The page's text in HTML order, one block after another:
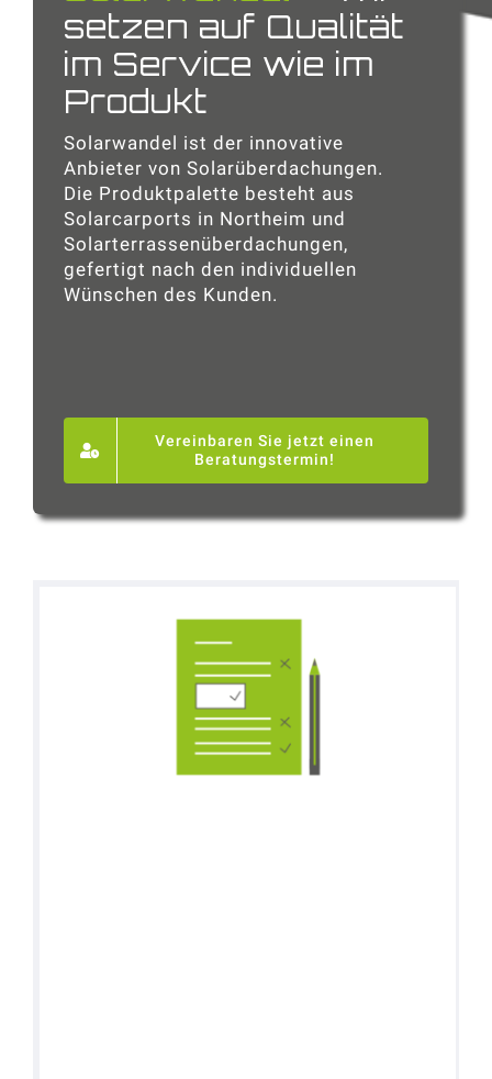
setzen auf Qualität
im Service wie im
Produkt
Solarwandel ist der innovative
Anbieter von Solarüberdachungen.
Die Produktpalette besteht aus
Solarcarports in Northeim und
Solarterrassenüberdachungen,
gefertigt nach den individuellen
Wünschen des Kunden.
Vereinbaren Sie jetzt einen
Beratungstermin!